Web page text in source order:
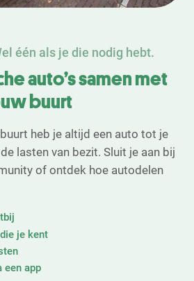
één als je die nodig hebt.
auto’s samen met
buurt
heb je altijd een auto tot je
lasten van bezit. Sluit je aan bij
of ontdek hoe autodelen
je kent
een app